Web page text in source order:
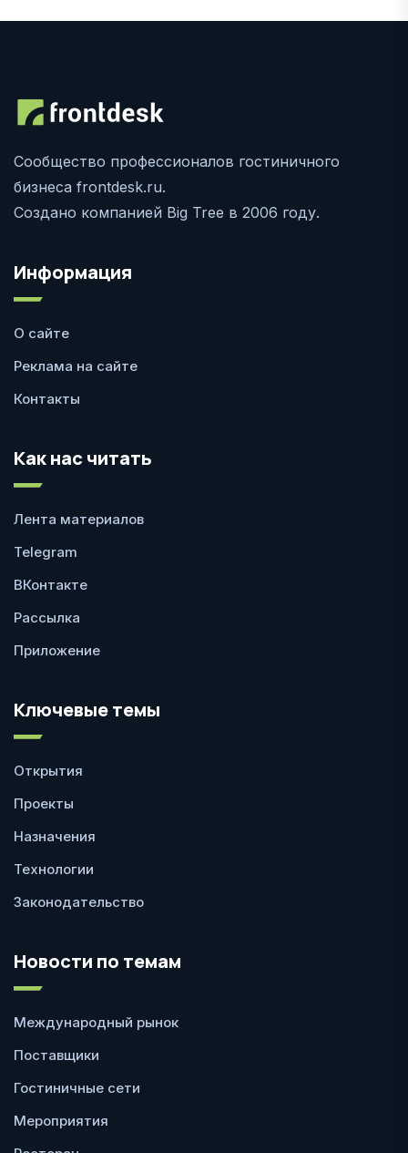
Сообщество профессионалов гостиничного
бизнеса frontdesk.ru.
Создано компанией Big Tree в 2006 году.
Информация
О сайте
Реклама на сайте
Контакты
Как нас читать
Лента материалов
Telegram
ВКонтакте
Рассылка
Приложение
Ключевые темы
Открытия
Проекты
Назначения
Технологии
Законодательство
Новости по темам
Международный рынок
Поставщики
Гостиничные сети
Мероприятия